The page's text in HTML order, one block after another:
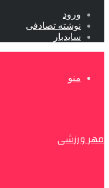
ورود
نوشته تصادفی
سایدبار
منو
مهر ورزشی